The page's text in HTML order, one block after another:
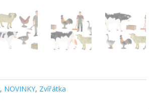
, NOVINKY, Zvířátka